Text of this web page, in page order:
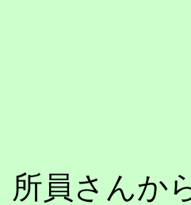
所員さんか